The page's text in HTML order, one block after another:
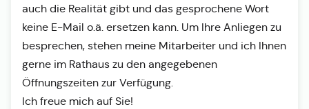
auch die Realität gibt und das gesprochene Wort
keine E-Mail o.ä. ersetzen kann. Um Ihre Anliegen zu
besprechen, stehen meine Mitarbeiter und ich Ihnen
gerne im Rathaus zu den angegebenen
Öffnungszeiten zur Verfügung.
Ich freue mich auf Sie!